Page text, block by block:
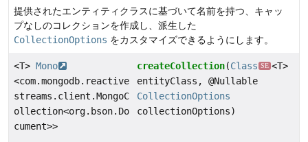
提供されたエンティティクラスに基づいて名前を持つ、キャッ
プなしのコレクションを作成し、派生した
CollectionOptions をカスタマイズできるようにします。
<T> Mono
<com.mongodb.reactive
streams.client.MongoC
ollection<org.bson.Do
cument>>
createCollection(Class SE <T>
entityClass, @Nullable
CollectionOptions
collectionOptions)